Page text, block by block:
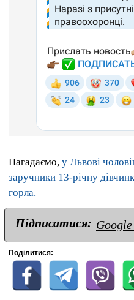
Нагадаємо, у Львові
заручники 13-річну
горла.
Підписатися:
Поділитися: